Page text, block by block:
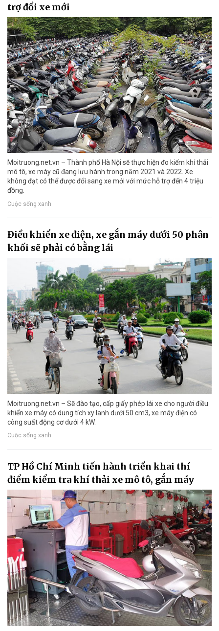
trợ đổi xe mới
Moitruong.net.vn – Thành phố Hà Nội sẽ thực hiện đo kiểm khí thải
mô tô, xe máy cũ đang lưu hành trong năm 2021 và 2022. Xe
không đạt có thể được đổi sang xe mới với mức hỗ trợ đến 4 triệu
đồng.
Cuộc sống xanh
Điều khiển xe điện, xe gắn máy dưới 50 phân
khối sẽ phải có bằng lái
Moitruong.net.vn – Sẽ đào tạo, cấp giấy phép lái xe cho người điều
khiển xe máy có dung tích xy lanh dưới 50 cm3, xe máy điện có
công suất động cơ dưới 4 kW.
Cuộc sống xanh
TP Hồ Chí Minh tiến hành triển khai thí
điểm kiểm tra khí thải xe mô tô, gắn máy